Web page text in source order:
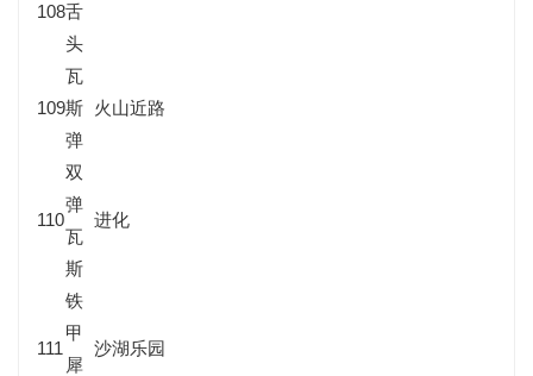
108舌
头
109
瓦
斯
弹
火山近路
110
双
弹
瓦
斯
进化
111
铁
甲
犀
沙湖乐园